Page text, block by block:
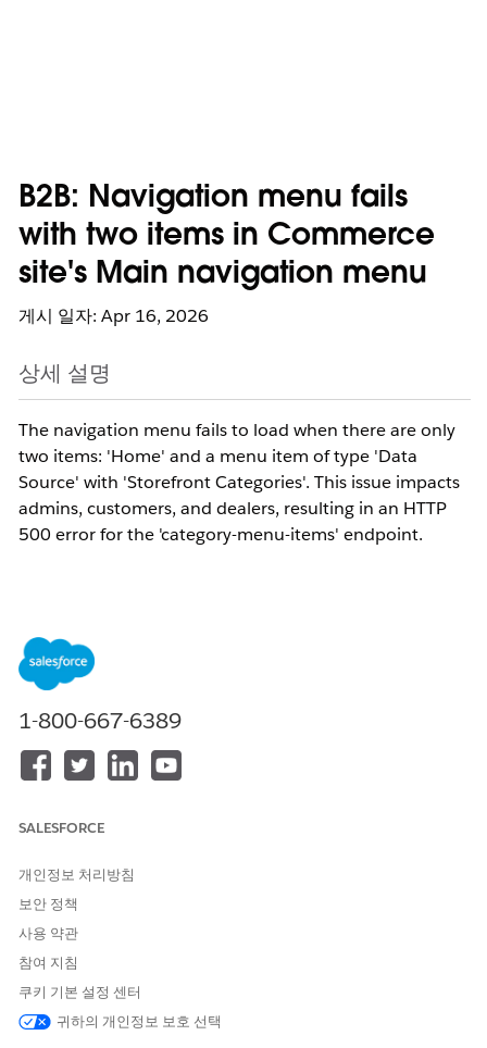
B2B: Navigation menu fails
with two items in Commerce
site's Main navigation menu
게시 일자: Apr 16, 2026
상세 설명
The navigation menu fails to load when there are only
two items: 'Home' and a menu item of type 'Data
Source' with 'Storefront Categories'. This issue impacts
admins, customers, and dealers, resulting in an HTTP
500 error for the 'category-menu-items' endpoint.
1. Remove the customization associated with the
EC_LWR_CatalogProductsApi extension temporarily and test
the navigation menu again.
2. Ensure that the EC_LWR_CatalogProductsApi extension is
only used for its intended purpose
(Commerce_Endpoint_Catalog_Products) and not invoked
005318648
개선을 위한 의견을 보내주세요.
1-800-667-6389
SALESFORCE
개인정보 처리방침
보안 정책
사용 약관
참여 지침
쿠키 기본 설정 센터
귀하의 개인정보 보호 선택